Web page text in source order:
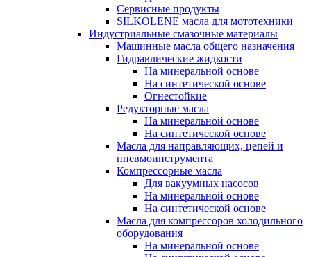
Сервисные продукты
SILKOLENE масла для мототехники
Индустриальные смазочные материалы
Машинные масла общего назначения
Гидравлические жидкости
На минеральной основе
На синтетической основе
Огнестойкие
Редукторные масла
На минеральной основе
На синтетической основе
Масла для направляющих, цепей и
пневмоинструмента
Компрессорные масла
Для вакуумных насосов
На минеральной основе
На синтетической основе
Масла для компрессоров холодильного
оборудования
На минеральной основе